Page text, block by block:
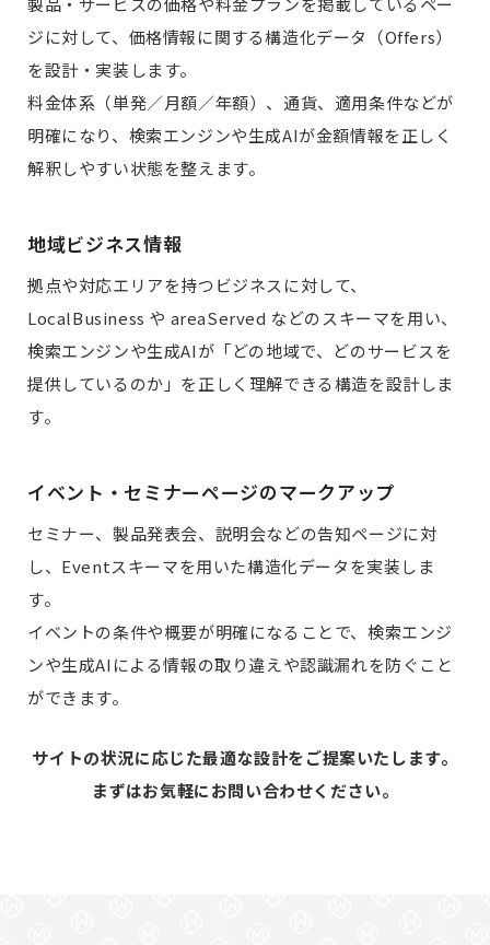
ジに対して、価格情報に関する構造化データ（Offers）
を設計・実装します。
料金体系（単発／月額／年額）、通貨、適用条件などが
明確になり、検索エンジンや生成AIが金額情報を正しく
解釈しやすい状態を整えます。
地域ビジネス情報
拠点や対応エリアを持つビジネスに対して、
LocalBusiness や areaServed などのスキーマを用い、
検索エンジンや生成AIが「どの地域で、どのサービスを
提供しているのか」を正しく理解できる構造を設計しま
す。
イベント・セミナーページのマークアップ
セミナー、製品発表会、説明会などの告知ページに対
し、Eventスキーマを用いた構造化データを実装しま
す。
イベントの条件や概要が明確になることで、検索エンジ
ンや生成AIによる情報の取り違えや認識漏れを防ぐこと
ができます。
サイトの状況に応じた最適な設計をご提案いたします。
まずはお気軽にお問い合わせください。